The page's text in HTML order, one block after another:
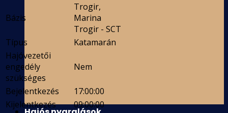
Bázis
Trogir,
Marina
Trogir - SCT
Típus
Katamarán
Hajóvezetői
engedély
szükséges
Nem
Bejelentkezés
17:00:00
Kijelentkezés
09:00:00